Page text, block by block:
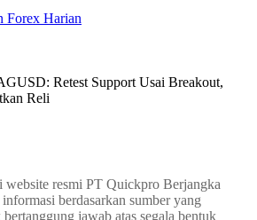
Forex Harian
Retest Support Usai Breakout,
Reli
website resmi PT Quickpro Berjangka
berdasarkan sumber yang
jawab atas segala bentuk